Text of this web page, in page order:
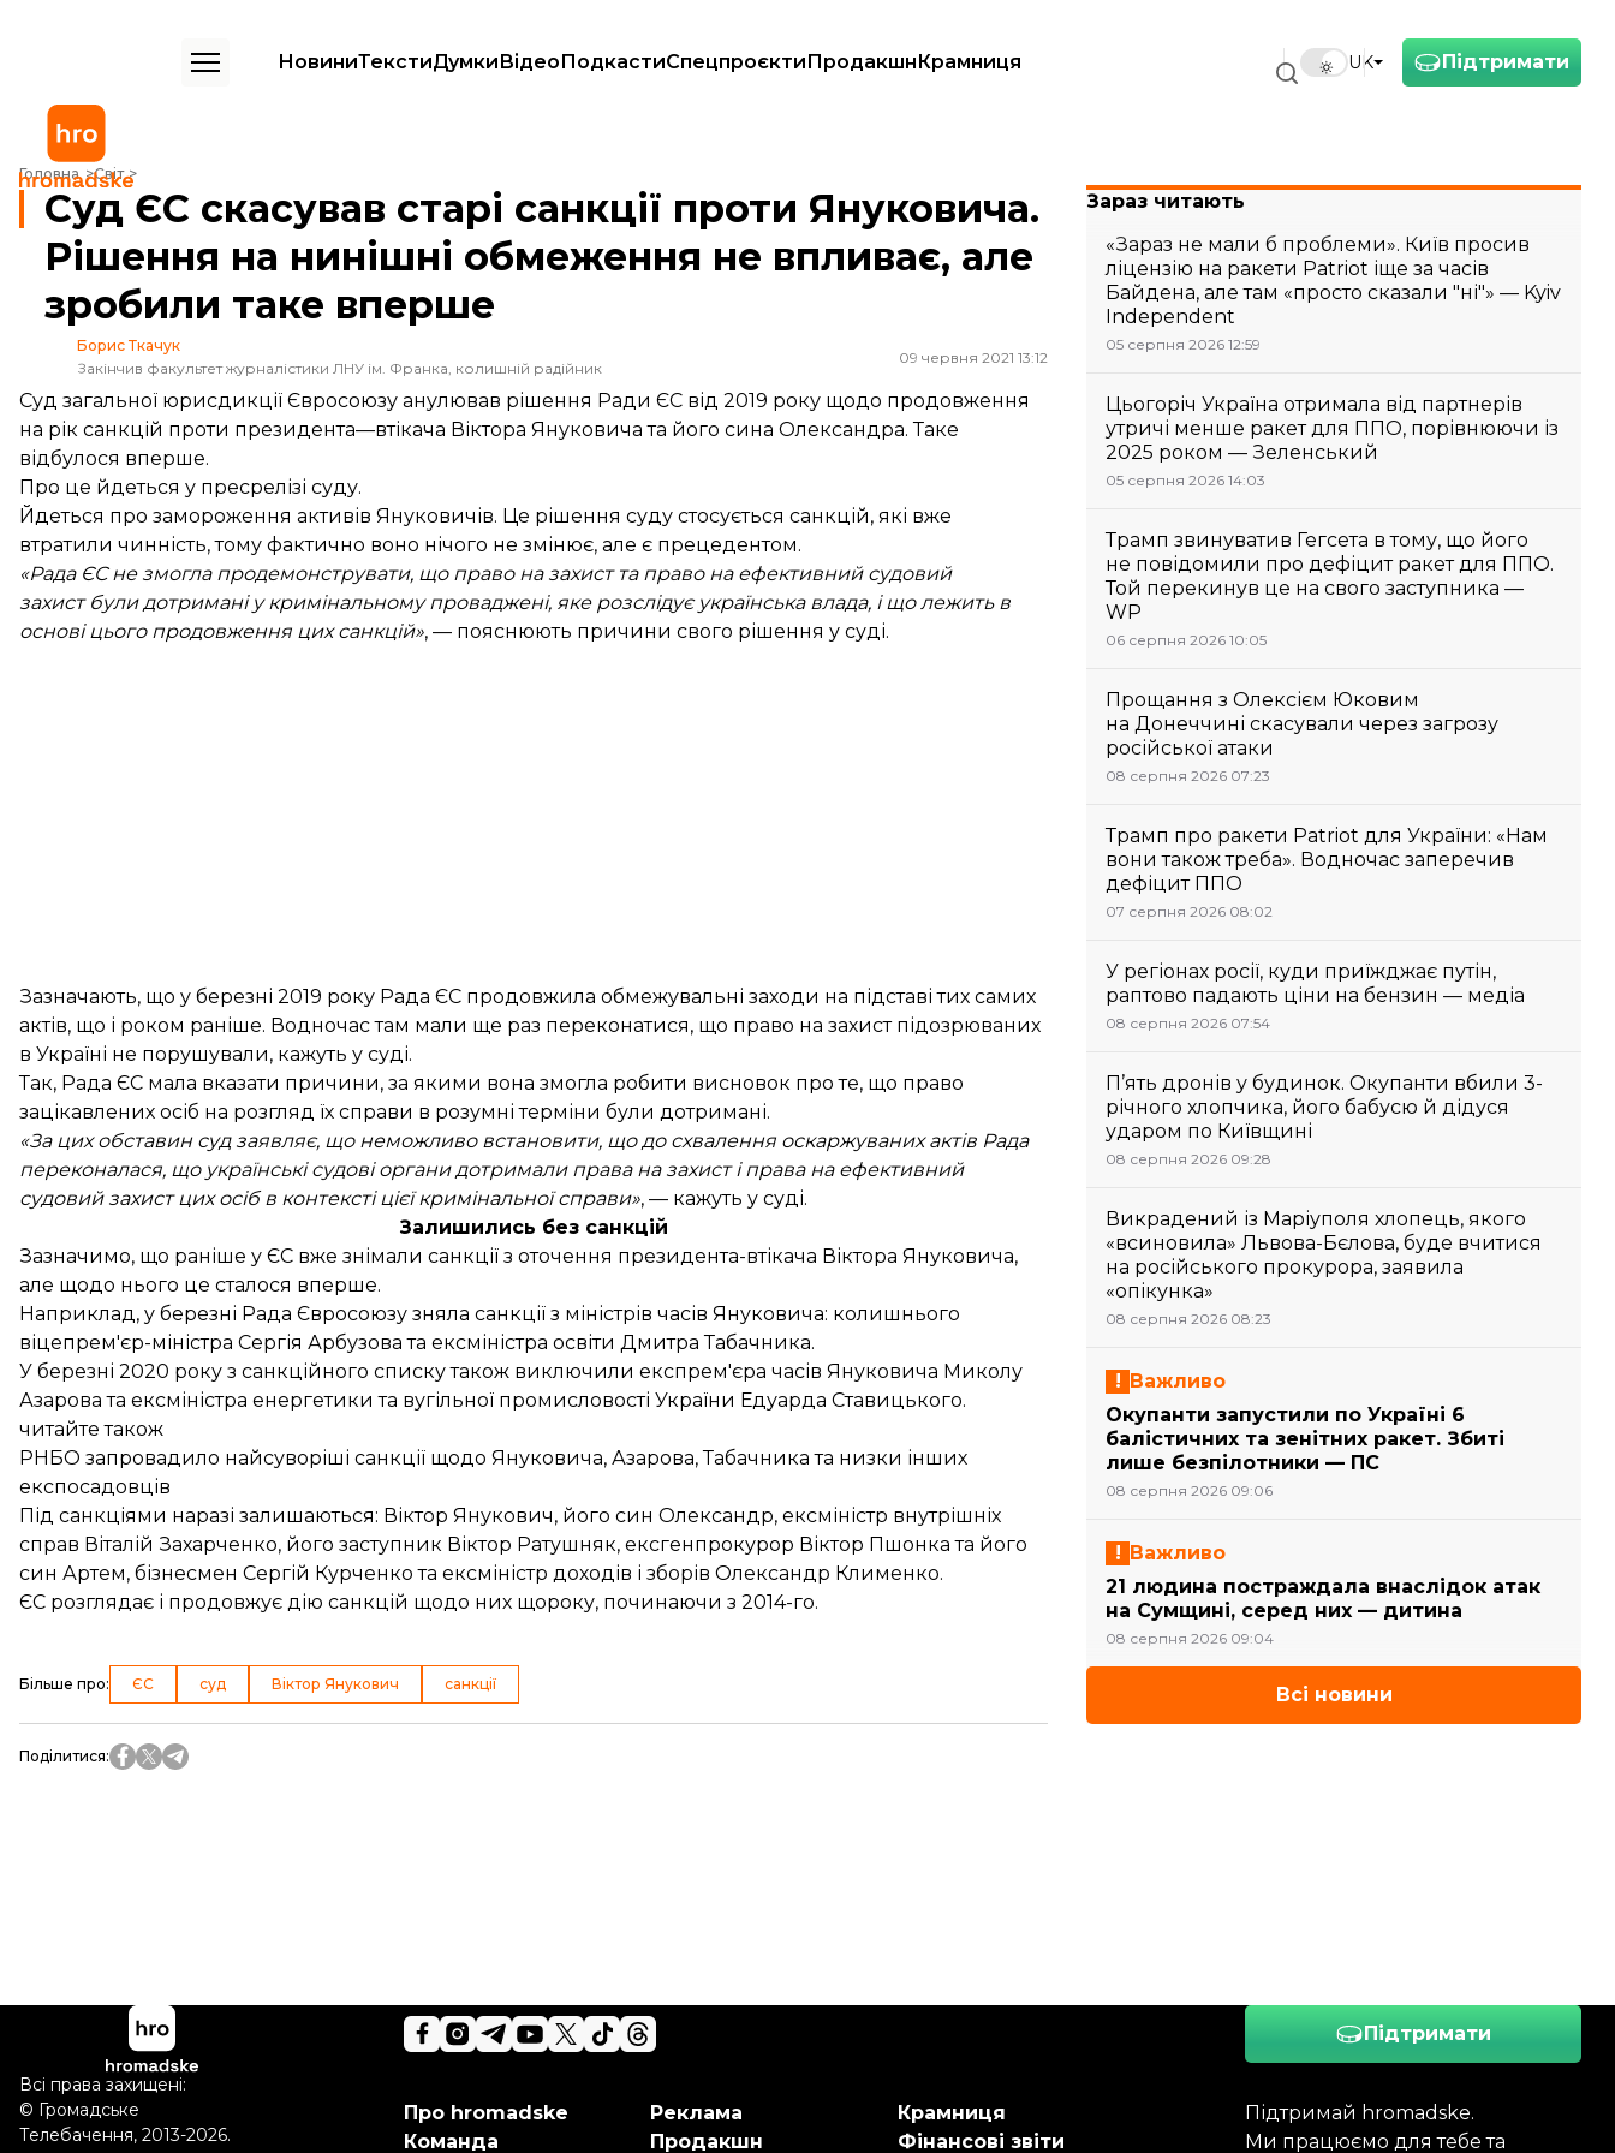
Підтримати
UK
НовиниТекстиДумкиВідеоПодкастиСпецпроєктиПродакшнКрамниця
Головна Світ
Суд ЄС скасував старі санкції проти Януковича. Рішення на нинішні обмеження не впливає, але зробили таке вперше
Суд ЄС скасував старі санкції проти Януковича.
Рішення на нинішні обмеження не впливає, але
зробили таке вперше
Борис Ткачук
Закінчив факультет журналістики ЛНУ ім. Франка, колишній радійник
09 червня 2021 13:12
Суд загальної юрисдикції Євросоюзу анулював рішення Ради ЄС від 2019 року щодо продовження
на рік санкцій проти президента—втікача Віктора Януковича та його сина Олександра. Таке
відбулося вперше.
Про це йдеться у пресрелізі суду.
Йдеться про замороження активів Януковичів. Це рішення суду стосується санкцій, які вже
втратили чинність, тому фактично воно нічого не змінює, але є прецедентом.
«Рада ЄС не змогла продемонструвати, що право на захист та право на ефективний судовий
захист були дотримані у кримінальному проваджені, яке розслідує українська влада, і що лежить в
основі цього продовження цих санкцій», — пояснюють причини свого рішення у суді.
Зазначають, що у березні 2019 року Рада ЄС продовжила обмежувальні заходи на підставі тих самих
актів, що і роком раніше. Водночас там мали ще раз переконатися, що право на захист підозрюваних
в Україні не порушували, кажуть у суді.
Так, Рада ЄС мала вказати причини, за якими вона змогла робити висновок про те, що право
зацікавлених осіб на розгляд їх справи в розумні терміни були дотримані.
«За цих обставин суд заявляє, що неможливо встановити, що до схвалення оскаржуваних актів Рада
переконалася, що українські судові органи дотримали права на захист і права на ефективний
судовий захист цих осіб в контексті цієї кримінальної справи», — кажуть у суді.
Залишились без санкцій
Зазначимо, що раніше у ЄС вже знімали санкції з оточення президента-втікача Віктора Януковича,
але щодо нього це сталося вперше.
Наприклад, у березні Рада Євросоюзу зняла санкції з міністрів часів Януковича: колишнього
віцепрем'єр-міністра Сергія Арбузова та ексміністра освіти Дмитра Табачника.
У березні 2020 року з санкційного списку також виключили експрем'єра часів Януковича Миколу
Азарова та ексміністра енергетики та вугільної промисловості України Едуарда Ставицького.
читайте також
РНБО запровадило найсуворіші санкції щодо Януковича, Азарова, Табачника та низки інших
експосадовців
Під санкціями наразі залишаються: Віктор Янукович, його син Олександр, ексміністр внутрішніх
справ Віталій Захарченко, його заступник Віктор Ратушняк, ексгенпрокурор Віктор Пшонка та його
син Артем, бізнесмен Сергій Курченко та ексміністр доходів і зборів Олександр Клименко.
ЄС розглядає і продовжує дію санкцій щодо них щороку, починаючи з 2014-го.
Більше про: ЄС суд Віктор Янукович санкції
Поділитися:
Зараз читають
«Зараз не мали б проблеми». Київ просив
ліцензію на ракети Patriot іще за часів
Байдена, але там «просто сказали "ні"» — Kyiv
Independent
05 серпня 2026 12:59
Цьогоріч Україна отримала від партнерів
утричі менше ракет для ППО, порівнюючи із
2025 роком — Зеленський
05 серпня 2026 14:03
Трамп звинуватив Гегсета в тому, що його
не повідомили про дефіцит ракет для ППО.
Той перекинув це на свого заступника —
WP
06 серпня 2026 10:05
Прощання з Олексієм Юковим
на Донеччині скасували через загрозу
російської атаки
08 серпня 2026 07:23
Трамп про ракети Patriot для України: «Нам
вони також треба». Водночас заперечив
дефіцит ППО
07 серпня 2026 08:02
У регіонах росії, куди приїжджає путін,
раптово падають ціни на бензин — медіа
08 серпня 2026 07:54
П’ять дронів у будинок. Окупанти вбили 3-
річного хлопчика, його бабусю й дідуся
ударом по Київщині
08 серпня 2026 09:28
Викрадений із Маріуполя хлопець, якого
«всиновила» Львова-Бєлова, буде вчитися
на російського прокурора, заявила
«опікунка»
08 серпня 2026 08:23
Важливо
Окупанти запустили по Україні 6
балістичних та зенітних ракет. Збиті
лише безпілотники — ПС
08 серпня 2026 09:06
Важливо
21 людина постраждала внаслідок атак
на Сумщині, серед них — дитина
08 серпня 2026 09:04
Всі новини
Підтримати
Підтримай hromadske.
Ми працюємо для тебе та
Про hromadske
Команда
Реклама
Продакшн
Крамниця
Фінансові звіти
Всі права захищені:
© Громадське
Телебачення, 2013-2026.